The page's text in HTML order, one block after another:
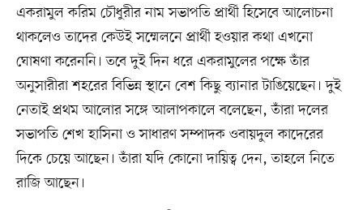
একরামুল করিম চৌধুরীর নাম সভাপতি প্রার্থী হিসেবে আলোচনা
থাকলেও তাদের কেউই সম্মেলনে প্রার্থী হওয়ার কথা এখনো
ঘোষণা করেননি। তবে দুই দিন ধরে একরামুলের পক্ষে তাঁর
অনুসারীরা শহরের বিভিন্ন স্থানে বেশ কিছু ব্যানার টাঙিয়েছেন। দুই
নেতাই প্রথম আলোর সঙ্গে আলাপকালে বলেছেন, তাঁরা দলের
সভাপতি শেখ হাসিনা ও সাধারণ সম্পাদক ওবায়দুল কাদেরের
দিকে চেয়ে আছেন। তাঁরা যদি কোনো দায়িত্ব দেন, তাহলে নিতে
রাজি আছেন।